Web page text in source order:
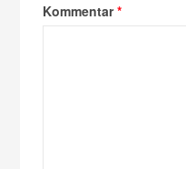
Kommentar*